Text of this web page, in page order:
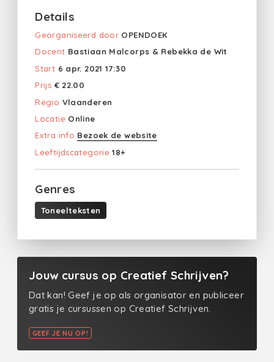
Details
Georganiseerd door OPENDOEK
Docent Bastiaan Malcorps & Rebekka de Wit
Start 6 apr. 2021 17:30
Prijs € 22.00
Regio Vlaanderen
Locatie Online
Extra info Bezoek de website
Leeftijdscategorie 18+
Genres
Toneelteksten
Jouw cursus op Creatief Schrijven?
Dat kan! Geef je op als organisator en publiceer
gratis je cursussen op Creatief Schrijven.
GEEF JE NU OP!